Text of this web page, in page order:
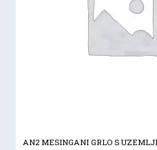
AN2 MESINGANI GRLO S